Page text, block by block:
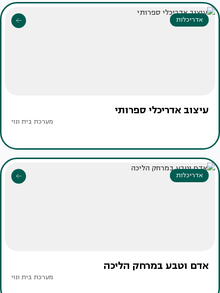
אדריכלות
עיצוב אדריכלי ספרותי
מערכת בית ונוי
אדריכלות
אדם וטבע במרחק הליכה
מערכת בית ונוי